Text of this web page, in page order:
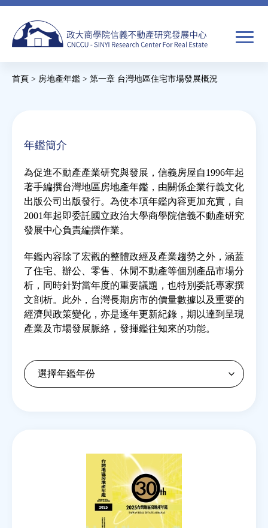
Jump
navigation
表
搜
焦點新聞
教育推廣
房市分析
研究獎勵
房地產年鑑
電子報
這
首頁 > 房地產年鑑 > 第一章 台灣地區住宅市場發展概況
年鑑簡介
為促進不動產產業研究與發展，信義房屋自1996年起
著手編撰台灣地區房地產年鑑，由關係企業行義文化
出版公司出版發行。為使本項年鑑內容更加充實，自
2001年起即委託國立政治大學商學院信義不動產研究
發展中心負責編撰作業。
年鑑內容除了宏觀的整體政經及產業趨勢之外，涵蓋
了住宅、辦公、零售、休閒不動產等個別產品市場分
析，同時針對當年度的重要議題，也特別委託專家撰
文剖析。此外，台灣長期房市的價量數據以及重要的
經濟與政策變化，亦是逐年更新紀錄，期以達到呈現
產業及市場發展脈絡，發揮鑑往知來的功能。